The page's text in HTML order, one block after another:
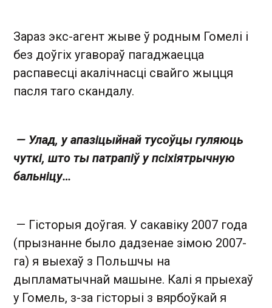
Зараз экс-агент жыве ў родным Гомелі і
без доўгіх угавораў пагаджаецца
распавесці акалічнасці свайго жыцця
пасля таго скандалу.
— Улад, у апазіцыйнай тусоўцы гуляюць
чуткі, што ты патрапіў у псіхіятрычную
бальніцу…
— Гісторыя доўгая. У сакавіку 2007 года
(прызнанне было дадзенае зімою 2007-
га) я выехаў з Польшчы на
дыпламатычнай машыне. Калі я прыехаў
у Гомель, з-за гісторыі з вярбоўкай я